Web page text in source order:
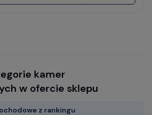
kamer
w ofercie sklepu
z rankingu